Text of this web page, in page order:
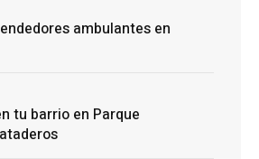
ambulantes en
tu barrio en Parque